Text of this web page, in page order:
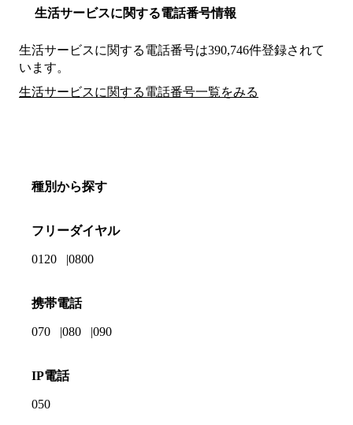
生活サービスに関する電話番号情報
生活サービスに関する電話番号は390,746件登録されて
います。
生活サービスに関する電話番号一覧をみる
種別から探す
フリーダイヤル
0120 0800
携帯電話
070 080 090
IP電話
050